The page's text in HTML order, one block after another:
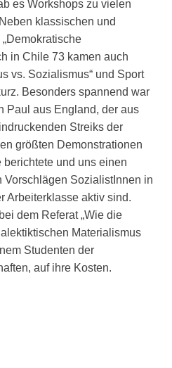
es Workshops zu vielen
klassischen und
in Chile 73 kamen auch
vs. Sozialismus“ und Sport
Besonders spannend war
Paul aus England, der aus
Streiks der
größten Demonstrationen
und uns einen
Vorschlägen SozialistInnen in
Arbeiterklasse aktiv sind.
dem Referat „Wie die
Materialismus
Studenten der
auf ihre Kosten.